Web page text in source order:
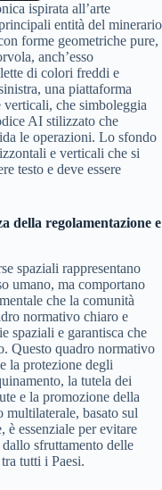
ispirata all’arte
entità del minerario
forme geometriche pure,
anch’esso
di colori freddi e
una piattaforma
che simboleggia
AI stilizzato che
le operazioni. Lo sfondo
e verticali che si
testo e deve essere
della regolamentazione e
spaziali rappresentano
umano, ma comportano
che la comunità
normativo chiaro e
spaziali e garantisca che
Questo quadro normativo
la protezione degli
la tutela dei
e la promozione della
basato sul
essenziale per evitare
sfruttamento delle
tutti i Paesi.